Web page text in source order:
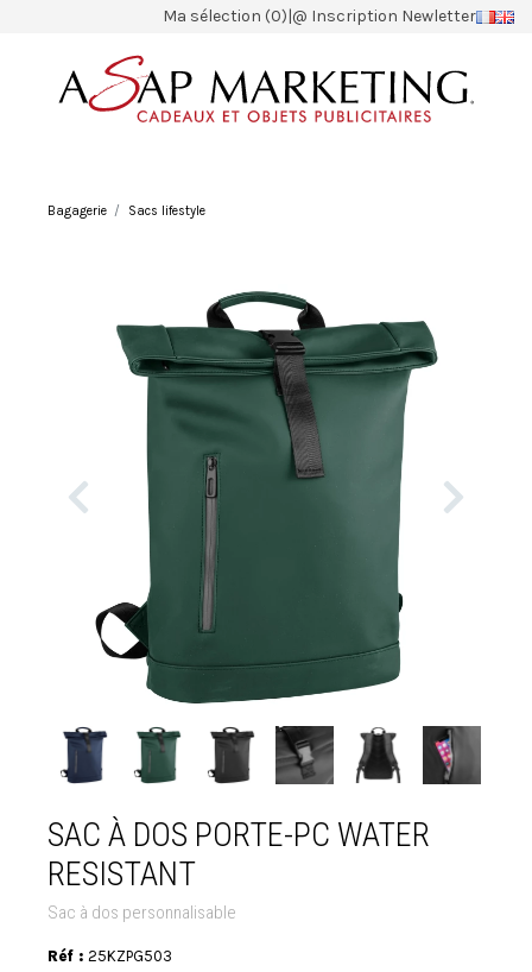
Ma sélection (0)|@ Inscription Newletter
Bagagerie Sacs lifestyle
SAC À DOS PORTE-PC WATER
RESISTANT
Sac à dos personnalisable
Réf : 25KZPG503